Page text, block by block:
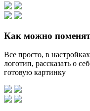
Как можно
Все просто, в
логотип, рассказать о
готовую картинку